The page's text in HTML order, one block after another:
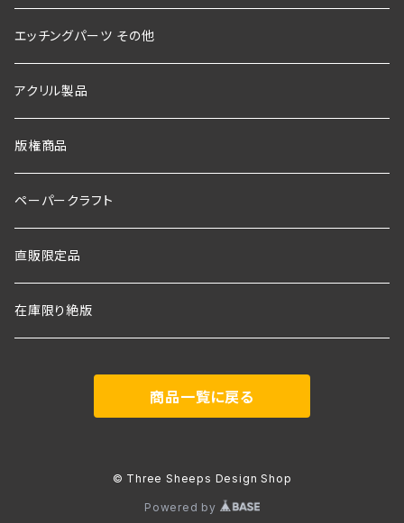
エッチングパーツ その他
アクリル製品
版権商品
ペーパークラフト
直販限定品
在庫限り絶版
商品一覧に戻る
© Three Sheeps Design Shop
Powered by